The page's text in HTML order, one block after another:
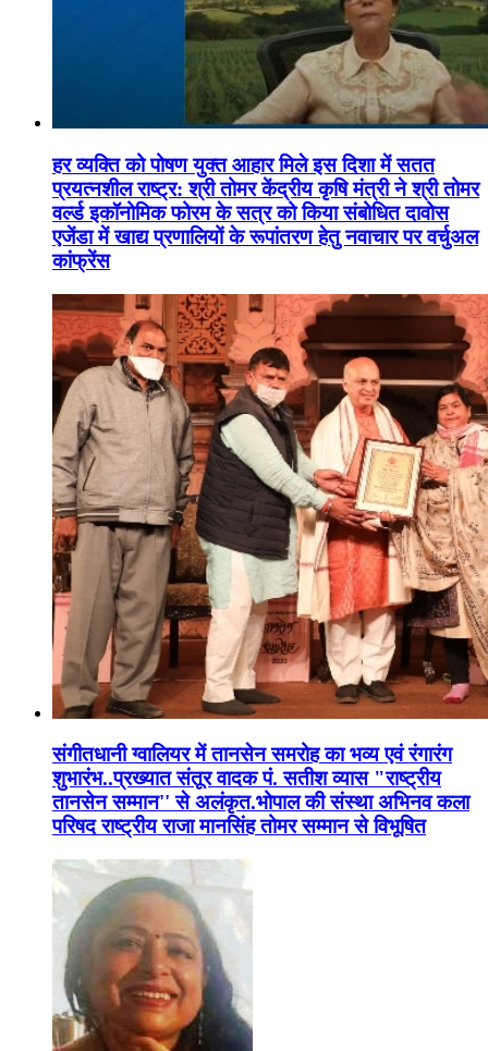
हर व्यक्ति को पोषण युक्त आहार मिले इस दिशा में सतत
प्रयत्नशील राष्ट्र: श्री तोमर केंद्रीय कृषि मंत्री ने श्री तोमर
वर्ल्ड इकॉनोमिक फोरम के सत्र को किया संबोधित दावोस
एजेंडा में खाद्य प्रणालियों के रूपांतरण हेतु नवाचार पर वर्चुअल
कांफ्रेंस
संगीतधानी ग्वालियर में तानसेन समरोह का भव्य एवं रंगारंग
शुभारंभ..प्रख्यात संतूर वादक पं. सतीश व्यास "राष्ट्रीय
तानसेन सम्मान'' से अलंकृत.भोपाल की संस्था अभिनव कला
परिषद राष्ट्रीय राजा मानसिंह तोमर सम्मान से विभूषित